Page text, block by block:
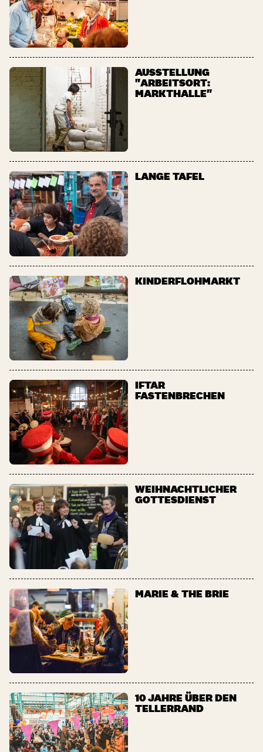
AUSSTELLUNG
"ARBEITSORT:
MARKTHALLE"
LANGE TAFEL
KINDERFLOHMARKT
IFTAR
FASTENBRECHEN
WEIHNACHTLICHER
GOTTESDIENST
MARIE & THE BRIE
10 JAHRE ÜBER DEN
TELLERRAND